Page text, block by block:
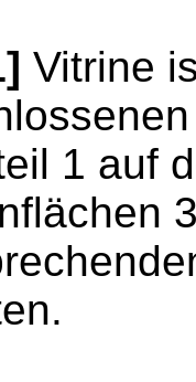
Vitrine
1 auf